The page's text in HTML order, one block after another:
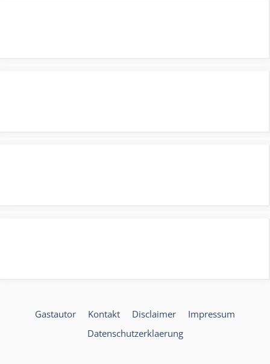
Gastautor Kontakt Disclaimer
Impressum
Datenschutzerklaerung